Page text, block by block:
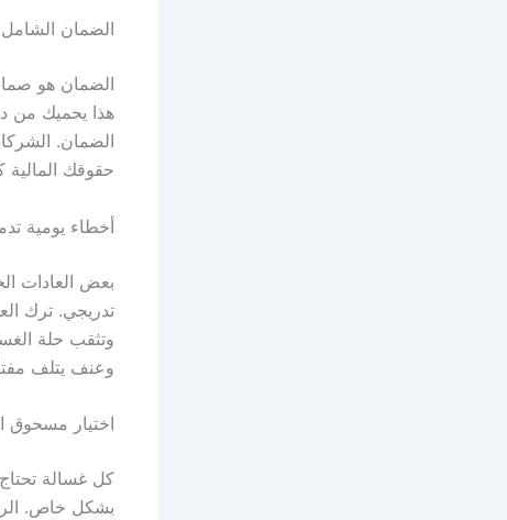
الضمان
الضمان هو
هذا يحميك من
الضمان.
حقوقك المالية
أخطاء يومية
بعض العادات
تدريجي. ترك
وتثقب حلة
وعنف يتلف
اختيار مسحوق
كل غسالة
بشكل خاص.